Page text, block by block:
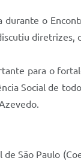
o
diretrizes,
para o
Social de
São Paulo